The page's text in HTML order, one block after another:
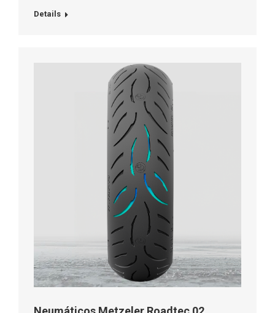
Details